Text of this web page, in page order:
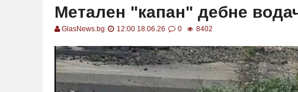
Метален "капан" дебне
GlasNews.bg 12:00 18.06.26 0 8402